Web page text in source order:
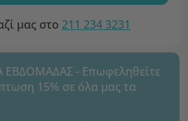
μας στο 211 234 3231
- Επωφεληθείτε
15% σε όλα μας τα